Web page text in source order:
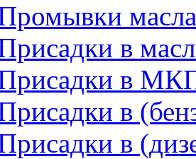
масла
в
в
в
в